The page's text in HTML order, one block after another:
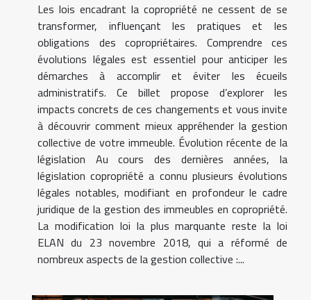
Les lois encadrant la copropriété ne cessent de se
transformer, influençant les pratiques et les
obligations des copropriétaires. Comprendre ces
évolutions légales est essentiel pour anticiper les
démarches à accomplir et éviter les écueils
administratifs. Ce billet propose d’explorer les
impacts concrets de ces changements et vous invite
à découvrir comment mieux appréhender la gestion
collective de votre immeuble. Évolution récente de la
législation Au cours des dernières années, la
législation copropriété a connu plusieurs évolutions
légales notables, modifiant en profondeur le cadre
juridique de la gestion des immeubles en copropriété.
La modification loi la plus marquante reste la loi
ELAN du 23 novembre 2018, qui a réformé de
nombreux aspects de la gestion collective :...